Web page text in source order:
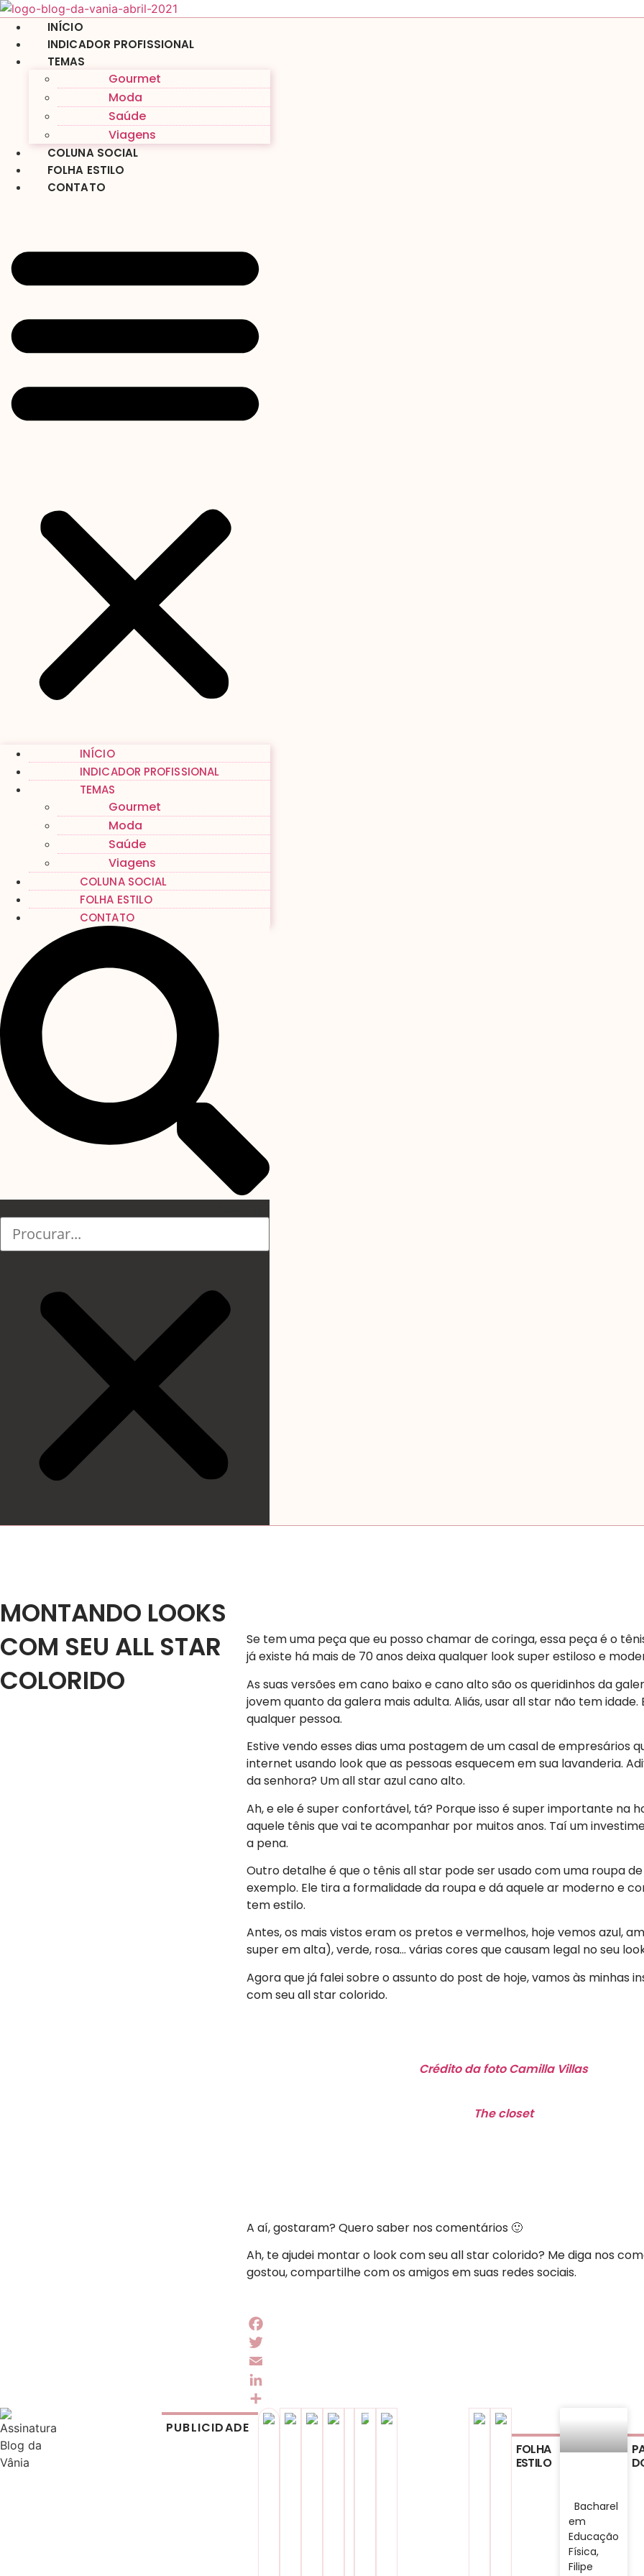
Ir
para
conteúdo
INÍCIO
INDICADOR PROFISSIONAL
TEMAS
Gourmet
Moda
Saúde
Viagens
COLUNA SOCIAL
FOLHA ESTILO
CONTATO
INÍCIO
INDICADOR PROFISSIONAL
TEMAS
Gourmet
Moda
Saúde
Viagens
COLUNA SOCIAL
FOLHA ESTILO
CONTATO
MONTANDO LOOKS
COM SEU ALL STAR
COLORIDO
Se tem uma peça que eu posso chamar de coringa, essa peça é o
já existe há mais de 70 anos deixa qualquer look super estiloso e
As suas versões em cano baixo e cano alto são os queridinhos da
jovem quanto da galera mais adulta. Aliás, usar all star não tem idade.
qualquer pessoa.
Estive vendo esses dias uma postagem de um casal de empresários
internet usando look que as pessoas esquecem em sua lavanderia.
da senhora? Um all star azul cano alto.
Ah, e ele é super confortável, tá? Porque isso é super importante na
aquele tênis que vai te acompanhar por muitos anos. Taí um
a pena.
Outro detalhe é que o tênis all star pode ser usado com uma roupa
exemplo. Ele tira a formalidade da roupa e dá aquele ar moderno e
tem estilo.
Antes, os mais vistos eram os pretos e vermelhos, hoje vemos azul,
super em alta), verde, rosa… várias cores que causam legal no seu
Agora que já falei sobre o assunto do post de hoje, vamos às minhas
com seu all star colorido.
Crédito da foto Camilla Villas
The closet
A aí, gostaram? Quero saber nos comentários 🙂
Ah, te ajudei montar o look com seu all star colorido? Me diga nos
gostou, compartilhe com os amigos em suas redes sociais.
Facebook
Twitter
Email
LinkedIn
Share
PUBLICIDADE
FOLHA
ESTILO
Bacharel
em
Educação
Física,
Filipe